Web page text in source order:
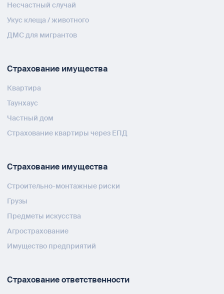
Несчастный случай
Укус клеща / животного
ДМС для мигрантов
Страхование имущества
Квартира
Таунхаус
Частный дом
Страхование квартиры через ЕПД
Страхование имущества
Строительно-монтажные риски
Грузы
Предметы искусства
Агрострахование
Имущество предприятий
Страхование ответственности